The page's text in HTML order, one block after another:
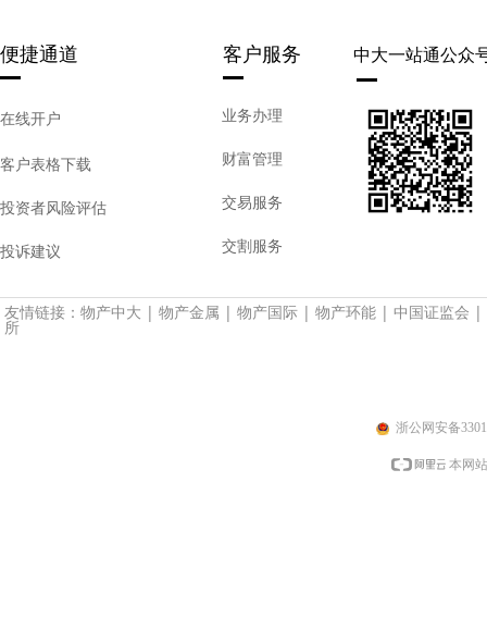
便捷通道
在线开户
客户表格下载
投资者风险评估
投诉建议
业务办理
财富管理
交易服务
交割服务
客户服务
友情链接： 物产中大 | 物产金属 | 物产国际 | 物产环能 | 中国证监会 |
所
中大一站通公众
浙公网安备
本网